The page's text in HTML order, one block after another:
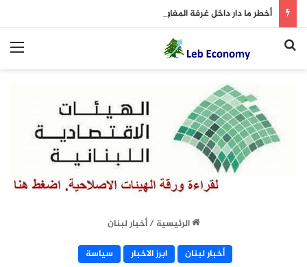
أخطر ما دار داخل غرفة المفاوضات
بحث عن
الرئيسية / أخبار لبنان
أخبار لبنان
ابرز الاخبار سياسة